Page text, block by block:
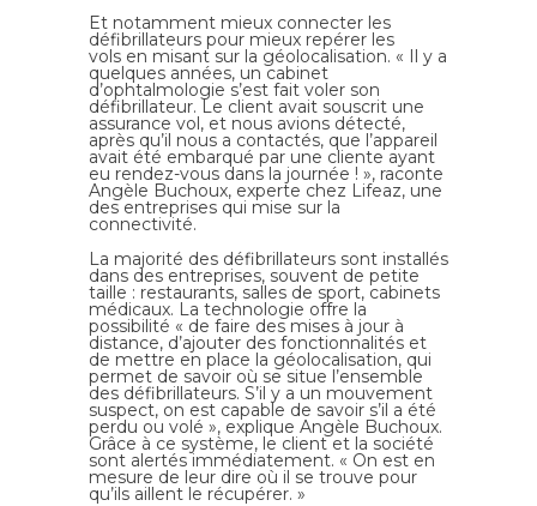
Et notamment mieux connecter les
défibrillateurs pour mieux repérer les
vols en misant sur la géolocalisation. « Il y a
quelques années, un cabinet
d’ophtalmologie s’est fait voler son
défibrillateur. Le client avait souscrit une
assurance vol, et nous avions détecté,
après qu’il nous a contactés, que l’appareil
avait été embarqué par une cliente ayant
eu rendez-vous dans la journée ! », raconte
Angèle Buchoux, experte chez Lifeaz, une
des entreprises qui mise sur la
connectivité.
La majorité des défibrillateurs sont installés
dans des entreprises, souvent de petite
taille : restaurants, salles de sport, cabinets
médicaux. La technologie offre la
possibilité « de faire des mises à jour à
distance, d’ajouter des fonctionnalités et
de mettre en place la géolocalisation, qui
permet de savoir où se situe l’ensemble
des défibrillateurs. S’il y a un mouvement
suspect, on est capable de savoir s’il a été
perdu ou volé », explique Angèle Buchoux.
Grâce à ce système, le client et la société
sont alertés immédiatement. « On est en
mesure de leur dire où il se trouve pour
qu’ils aillent le récupérer. »